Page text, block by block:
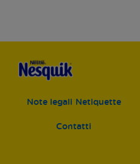
Note legali Netiquette
Contatti